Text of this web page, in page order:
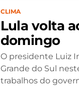
CLIMA
Lula volta
domingo
O presidente Luiz
Grande do Sul
trabalhos do